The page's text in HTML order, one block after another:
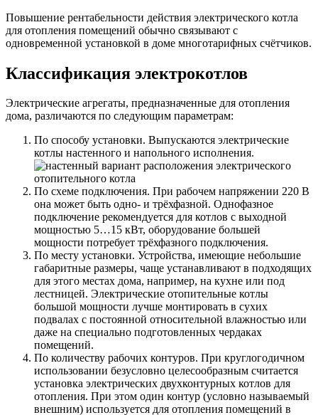
Повышение рентабельности действия электрического котла
для отопления помещений обычно связывают с
одновременной установкой в доме многотарифных счётчиков.
Классификация электрокотлов
Электрические агрегаты, предназначенные для отопления
дома, различаются по следующим параметрам:
По способу установки. Выпускаются электрические
котлы настенного и напольного исполнения.
По схеме подключения. При рабочем напряжении 220 В
она может быть одно- и трёхфазной. Однофазное
подключение рекомендуется для котлов с выходной
мощностью 5…15 кВт, оборудование большей
мощности потребует трёхфазного подключения.
По месту установки. Устройства, имеющие небольшие
габаритные размеры, чаще устанавливают в подходящих
для этого местах дома, например, на кухне или под
лестницей. Электрические отопительные котлы
большой мощности лучше монтировать в сухих
подвалах с постоянной относительной влажностью или
даже на специально подготовленных чердаках
помещений.
По количеству рабочих контуров. При круглогодичном
использовании безусловно целесообразным считается
установка электрических двухконтурных котлов для
отопления. При этом один контур (условно называемый
внешним) используется для отопления помещений в